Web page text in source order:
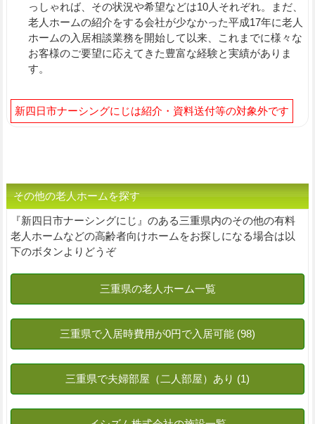
っしゃれば、その状況や希望などは10人それぞれ。まだ、
老人ホームの紹介をする会社が少なかった平成17年に老人
ホームの入居相談業務を開始して以来、これまでに様々な
お客様のご要望に応えてきた豊富な経験と実績がありま
す。
新四日市ナーシングにじは紹介・資料送付等の対象外です
その他の老人ホームを探す
『新四日市ナーシングにじ』のある三重県内のその他の有料
老人ホームなどの高齢者向けホームをお探しになる場合は以
下のボタンよりどうぞ